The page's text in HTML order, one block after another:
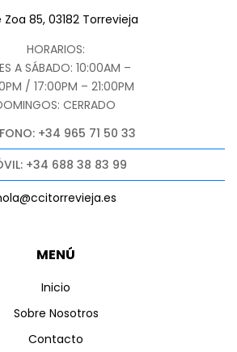
MENÚ
Inicio
Sobre Nosotros
Contacto
Zoa 85, 03182 Torrevieja
HORARIOS:
A SÁBADO: 10:00AM –
/ 17:00PM – 21:00PM
CERRADO
+34 965 71 50 33
+34 688 38 83 99